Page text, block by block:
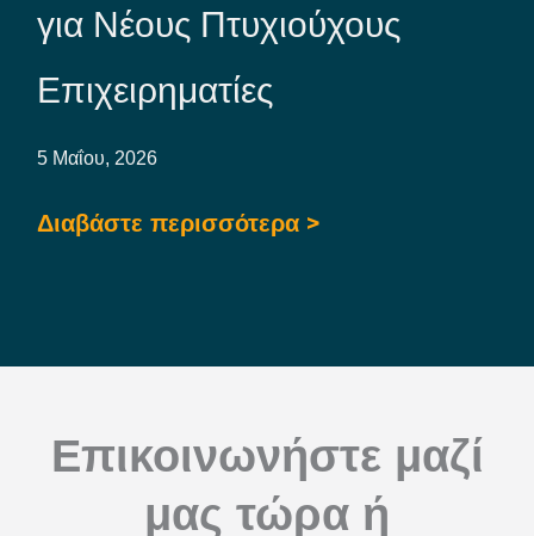
για Νέους Πτυχιούχους
Επιχειρηματίες
5 Μαΐου, 2026
Διαβάστε περισσότερα >
Επικοινωνήστε μαζί
μας τώρα ή